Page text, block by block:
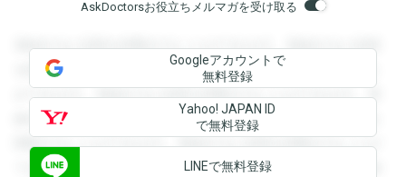
AskDoctorsお役立ちメルマガを受け取る
登録すると回答を閲覧することができます。登録すると回答
を閲覧することができます。登録すると回答を閲覧すること
ができます。登録すると回答を閲覧することができます。登
録すると回答を閲覧することができます。登録すると回答を
閲覧することができます。登録すると回答を閲覧することが
できます。登録すると回答を閲覧することができます。登録
Googleアカウントで
無料登録
Yahoo! JAPAN ID
で無料登録
LINEで無料登録